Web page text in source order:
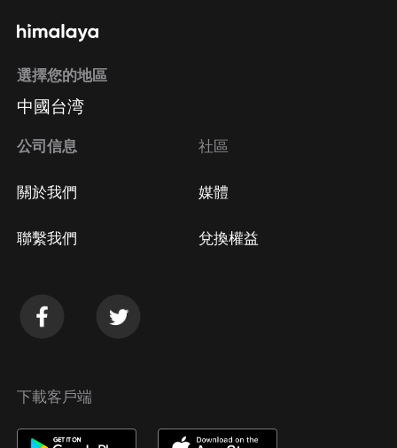
選擇您的地區
中國台湾
公司信息
關於我們
聯繫我們
社區
媒體
兌換權益
下載客戶端